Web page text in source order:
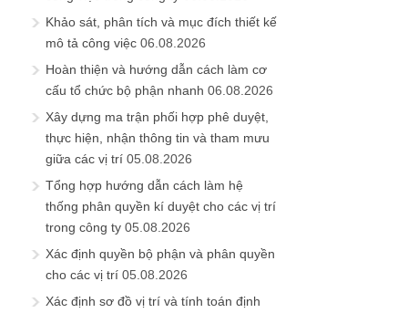
Khảo sát, phân tích và mục đích thiết kế
mô tả công việc 06.08.2026
Hoàn thiện và hướng dẫn cách làm cơ
cấu tổ chức bộ phận nhanh 06.08.2026
Xây dựng ma trận phối hợp phê duyệt,
thực hiện, nhận thông tin và tham mưu
giữa các vị trí 05.08.2026
Tổng hợp hướng dẫn cách làm hệ
thống phân quyền kí duyệt cho các vị trí
trong công ty 05.08.2026
Xác định quyền bộ phận và phân quyền
cho các vị trí 05.08.2026
Xác định sơ đồ vị trí và tính toán định